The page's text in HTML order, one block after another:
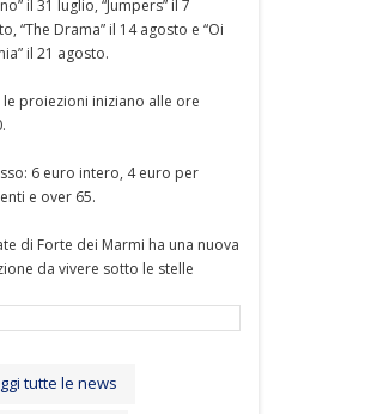
il 31 luglio, “Jumpers” il 7
“The Drama” il 14 agosto e “Oi
il 21 agosto.
le proiezioni iniziano alle ore
6 euro intero, 4 euro per
e over 65.
di Forte dei Marmi ha una nuova
da vivere sotto le stelle
tutte le news